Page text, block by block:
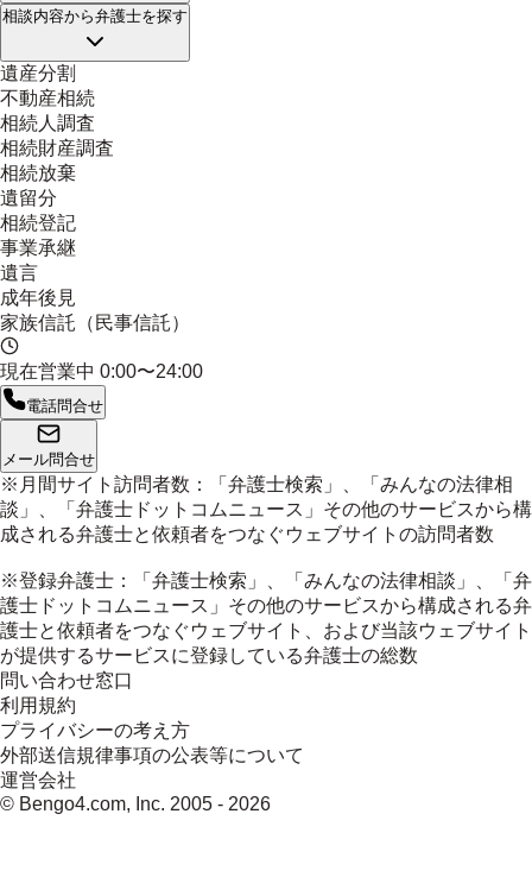
相談内容から弁護士を探す
遺産分割
不動産相続
相続人調査
相続財産調査
相続放棄
遺留分
相続登記
事業承継
遺言
成年後見
家族信託（民事信託）
現在営業中 0:00〜24:00
電話問合せ
メール問合せ
※月間サイト訪問者数：「弁護士検索」、「みんなの法律相
談」、「弁護士ドットコムニュース」その他のサービスから構
成される弁護士と依頼者をつなぐウェブサイトの訪問者数
※登録弁護士：「弁護士検索」、「みんなの法律相談」、「弁
護士ドットコムニュース」その他のサービスから構成される弁
護士と依頼者をつなぐウェブサイト、および当該ウェブサイト
が提供するサービスに登録している弁護士の総数
問い合わせ窓口
利用規約
プライバシーの考え方
外部送信規律事項の公表等について
運営会社
© Bengo4.com, Inc. 2005 - 2026